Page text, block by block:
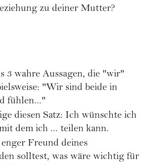
zu deiner Mutter?
3 wahre Aussagen, die "wir"
"Wir sind beide in
fühlen..."
diesen Satz: Ich wünschte ich
dem ich ... teilen kann.
Freund deines
solltest, was wäre wichtig für